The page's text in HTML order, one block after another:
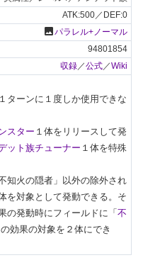
ATK:500／DEF:0
photoパラレル+ノーマル
94801854
収録／公式／Wiki
ーンに１度しか使用できな
スター １体をリリースして発
ット族チューナー １体を特殊
知火の隠者」以外の除外され
を対象として発動できる。そ
の発動時にフィールドに「 不
効果の対象を２体にでき